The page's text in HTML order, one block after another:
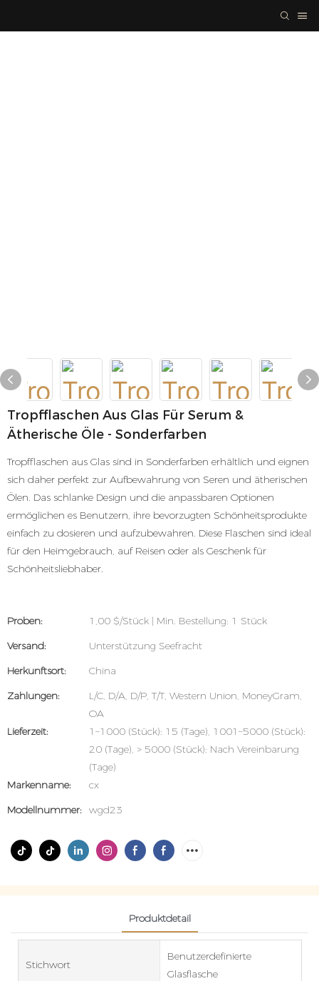
Tropfflaschen Aus Glas Für Serum &
Ätherische Öle - Sonderfarben
Tropfflaschen aus Glas sind in Sonderfarben erhältlich und eignen
sich daher perfekt zur Aufbewahrung von Seren und ätherischen
Ölen. Das schlanke Design und die anpassbaren Optionen
ermöglichen es Benutzern, ihre bevorzugten Schönheitsprodukte
einfach zu dosieren und aufzubewahren. Diese Flaschen sind ideal
für den Heimgebrauch, auf Reisen oder als Geschenk für
Schönheitsliebhaber.
Proben:
1,00 $/Stück | Min. Bestellung: 1 Stück
Versand:
Unterstützung Seefracht
Herkunftsort:
China
Zahlungen:
L/C, D/A, D/P, T/T, Western Union, MoneyGram,
OA
Lieferzeit:
1–1000 (Stück): 15 (Tage), 1001–5000 (Stück):
20 (Tage), > 5000 (Stück): Nach Vereinbarung
(Tage)
Markenname:
cx
Modellnummer: wgd23
Produktdetail
Stichwort
Benutzerdefinierte
Glasflasche